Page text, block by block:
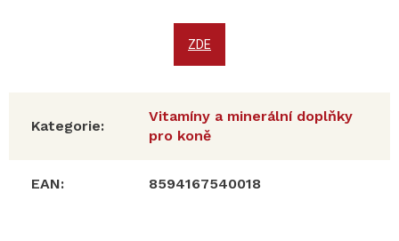
ZDE
Kategorie:
Vitamíny a minerální doplňky
pro koně
EAN: 8594167540018